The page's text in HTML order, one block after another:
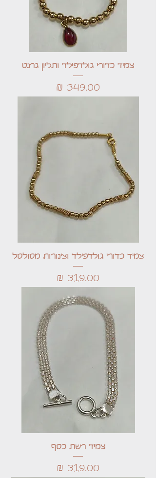
צמיד כדורי גולדפילד ותליון גרנט
מחיר
צמיד כדורי גולדפילד וצינורות מסולסל
מחיר
צמיד רשת כסף
מחיר